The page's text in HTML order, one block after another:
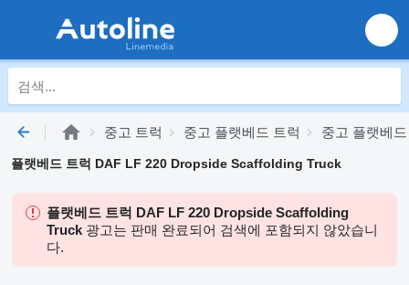
중고 트럭 중고 플랫베드 트럭 중고 플랫베
플랫베드 트럭 DAF LF 220 Dropside Scaffolding Truck
플랫베드 트럭 DAF LF 220 Dropside Scaffolding
Truck 광고는 판매 완료되어 검색에 포함되지 않았습니
다.